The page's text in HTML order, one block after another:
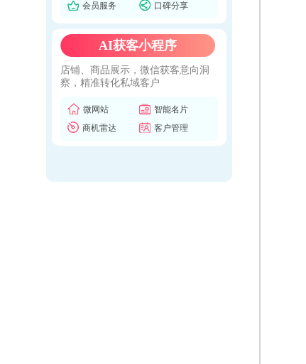
会员服务
口碑分享
AI获客小程序
店铺、商品展示，微信获客意向洞
察，精准转化私域客户
微网站
智能名片
商机雷达
客户管理